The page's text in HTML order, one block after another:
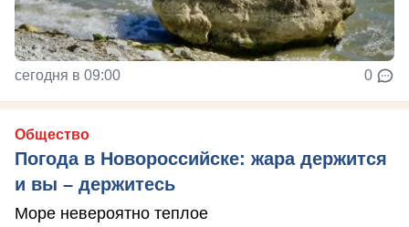
сегодня в 09:00 0
Общество
Погода в Новороссийске: жара держится
и вы – держитесь
Море невероятно теплое